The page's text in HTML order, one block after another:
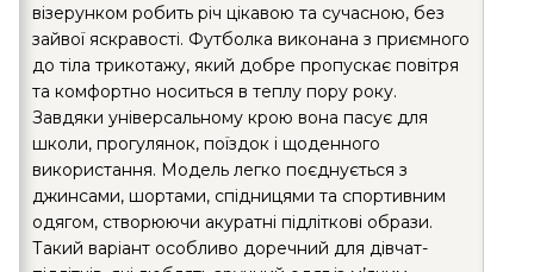
візерунком робить річ цікавою та сучасною, без
зайвої яскравості. Футболка виконана з приємного
до тіла трикотажу, який добре пропускає повітря
та комфортно носиться в теплу пору року.
Завдяки універсальному крою вона пасує для
школи, прогулянок, поїздок і щоденного
використання. Модель легко поєднується з
джинсами, шортами, спідницями та спортивним
одягом, створюючи акуратні підліткові образи.
Такий варіант особливо доречний для дівчат-